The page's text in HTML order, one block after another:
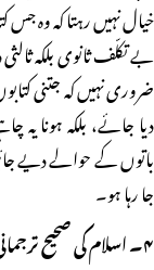
خیال نہیں رہتا کہ وہ
بے تکلّف ثانوی بلکہ
ضروری نہیں کہ جتنی
دیا جائے، بلکہ ہونا
باتوں کے حوالے دیے
جا رہا ہو۔
۴۔ اسلام کی صحیح ترجمانی